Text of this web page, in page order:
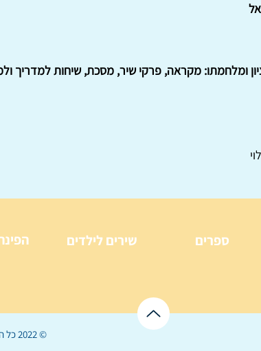
ומלחמתו: מקראה, פרקי שיר, מסכת, שיחות למדריך
שירים לילדים ספרים
© 2022 כל הזכויות שמורות ל